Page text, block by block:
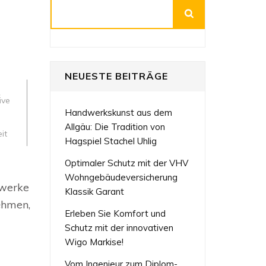
NEUESTE BEITRÄGE
Handwerkskunst aus dem
Allgäu: Die Tradition von
Hagspiel Stachel Uhlig
Optimaler Schutz mit der VHV
Wohngebäudeversicherung
Klassik Garant
Erleben Sie Komfort und
Schutz mit der innovativen
Wigo Markise!